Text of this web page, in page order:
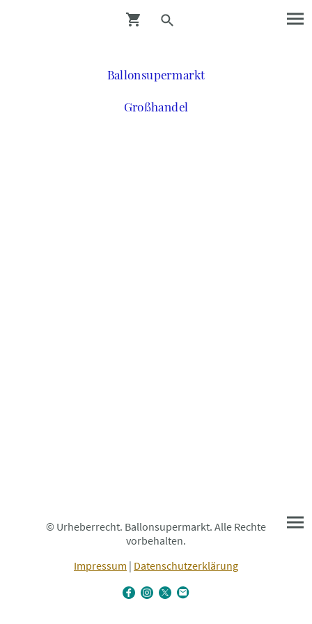
Ballonsupermarkt
Großhandel
© Urheberrecht. Ballonsupermarkt. Alle Rechte
vorbehalten.
Impressum | Datenschutzerklärung